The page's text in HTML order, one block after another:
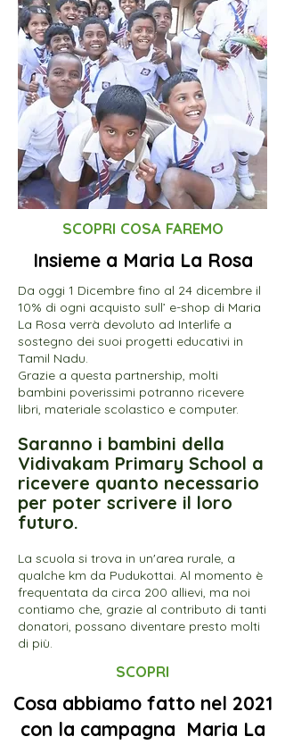
SCOPRI COSA FAREMO
Insieme a Maria La Rosa
Da oggi 1 Dicembre fino al 24 dicembre il
10% di ogni acquisto sull’ e-shop di Maria
La Rosa verrà devoluto ad Interlife a
sostegno dei suoi progetti educativi in
Tamil Nadu.
Grazie a questa partnership, molti
bambini poverissimi potranno ricevere
libri, materiale scolastico e computer.
Saranno i bambini della
Vidivakam Primary School a
ricevere quanto necessario
per poter scrivere il loro
futuro.
La scuola si trova in un'area rurale, a
qualche km da Pudukottai. Al momento è
frequentata da circa 200 allievi, ma noi
contiamo che, grazie al contributo di tanti
donatori, possano diventare presto molti
di più.
SCOPRI
Cosa abbiamo fatto nel 2021
con la campagna Maria La